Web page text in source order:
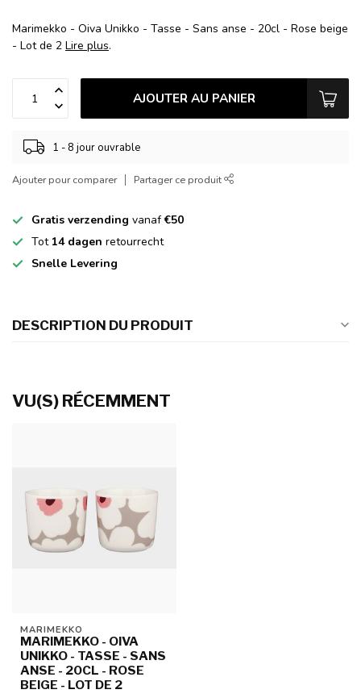
Marimekko - Oiva Unikko - Tasse - Sans anse - 20cl - Rose beige
- Lot de 2 Lire plus.
AJOUTER AU PANIER
1 - 8 jour ouvrable
Ajouter pour comparer Partager ce produit
Gratis verzending vanaf€50
Tot 14 dagen retourrecht
Snelle Levering
DESCRIPTION DU PRODUIT
VU(S) RÉCEMMENT
MARIMEKKO
MARIMEKKO - OIVA
UNIKKO - TASSE - SANS
ANSE - 20CL - ROSE
BEIGE - LOT DE 2